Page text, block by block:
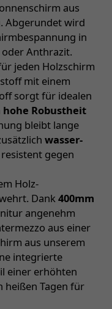
aus
Abgerundet wird
in
Anthrazit.
jeden Holzschirm
mit einem
sorgt für idealen
hohe Robustheit
bleibt lange
wasser-
gegen
Holz-
Dank400mm
angenehm
aus einer
aus unserem
integrierte
einer erhöhten
heißen Tagen für